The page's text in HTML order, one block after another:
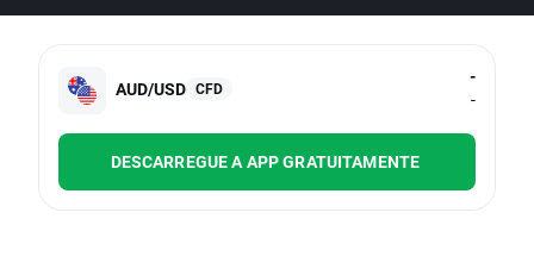
AUD/USD CFD
-
-
DESCARREGUE A APP GRATUITAMENTE